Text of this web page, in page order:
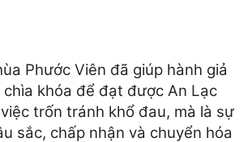
Phước Viên đã giúp hành giả
chìa khóa để đạt được An Lạc
trốn tránh khổ đau, mà là sự
sắc, chấp nhận và chuyển hóa